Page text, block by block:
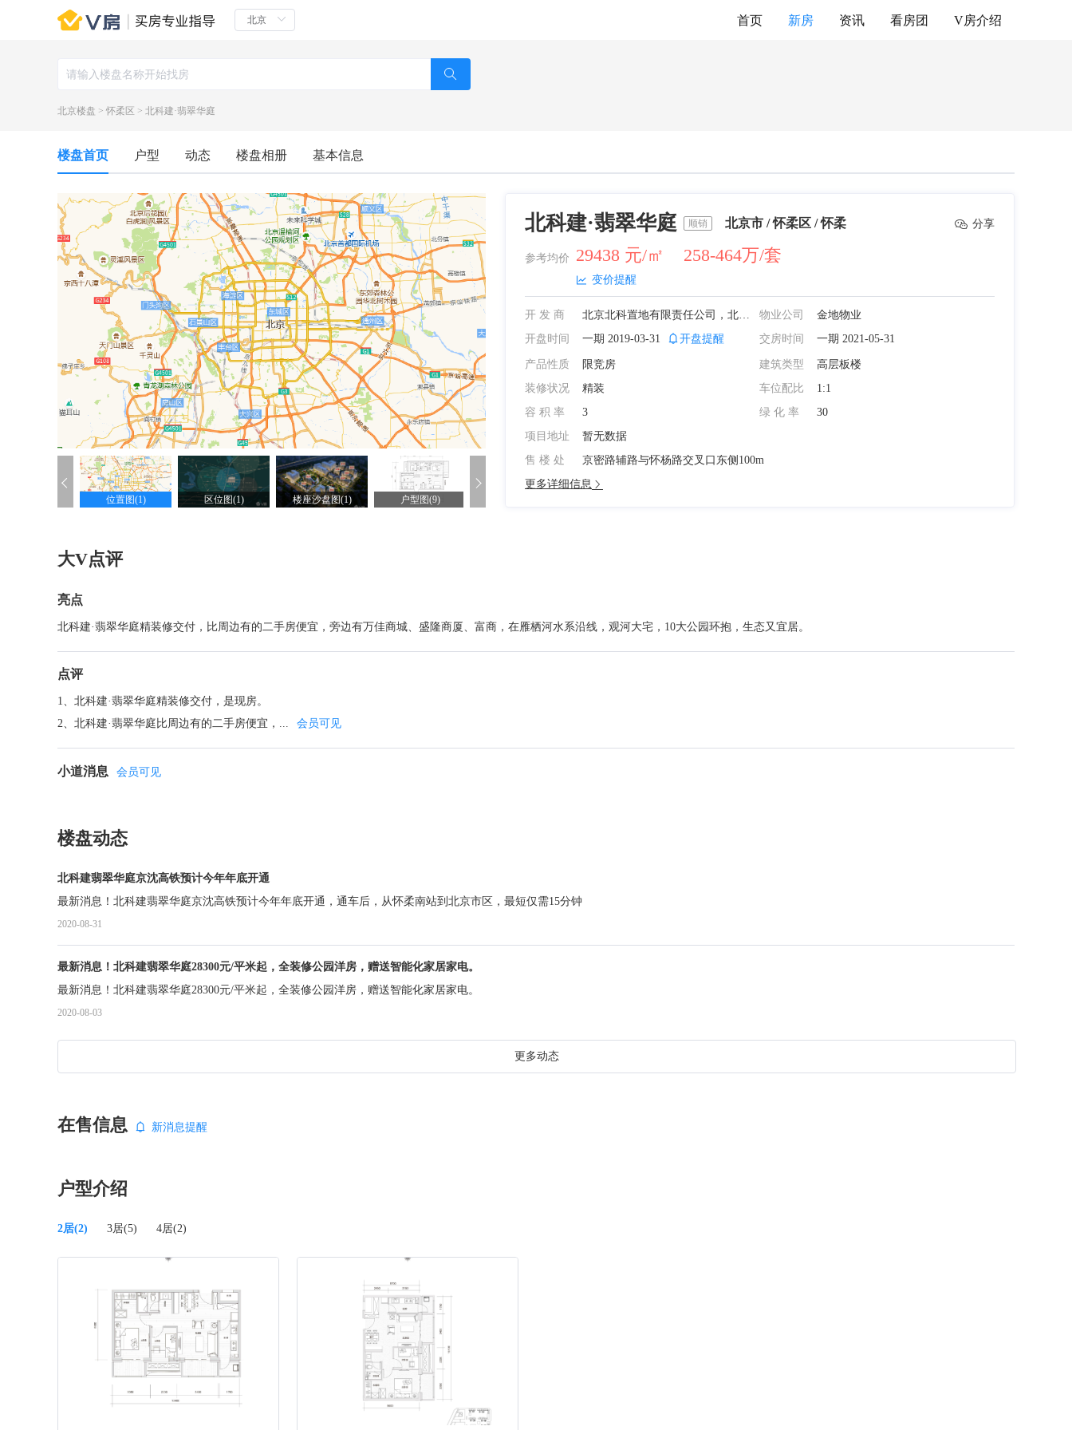
首页 新房 资讯 看房团 V房介绍
北京楼盘 > 怀柔区 > 北科建·翡翠华庭
楼盘首页 户型 动态 楼盘相册 基本信息
位置图(1) 区位图(1) 楼座沙盘图(1) 户型图(9)
北科建·翡翠华庭 顺销 北京市 / 怀柔区 / 怀柔
参考均价 29438 元/㎡ 258-464万/套
变价提醒
开 发 商 北京北科置地有限责任公司，北京北控城市开发有限公司 物业公司
金地物业
开盘时间
一期 2019-03-31 开盘提醒 交房时间 一期 2021-05-31
产品性质 限竞房 建筑类型
高层板楼
装修状况
精装 车位配比
1:1
容 积 率
3 绿 化 率
30
项目地址
暂无数据
售 楼 处
京密路辅路与怀杨路交叉口东侧100m
更多详细信息
分享
大V点评
亮点
北科建·翡翠华庭精装修交付，比周边有的二手房便宜，旁边有万佳商城、盛隆商厦、富商，在雁栖河水系沿线，观河大宅，10大公园环抱，生态又宜居。
点评
1、北科建·翡翠华庭精装修交付，是现房。
2、北科建·翡翠华庭比周边有的二手房便宜，...
会员可见
小道消息 会员可见
楼盘动态
北科建翡翠华庭京沈高铁预计今年年底开通
最新消息！北科建翡翠华庭京沈高铁预计今年年底开通，通车后，从怀柔南站到北京市区，最短仅需15分钟
2020-08-31
最新消息！北科建翡翠华庭28300元/平米起，全装修公园洋房，赠送智能化家居家电。
最新消息！北科建翡翠华庭28300元/平米起，全装修公园洋房，赠送智能化家居家电。
2020-08-03
更多动态
在售信息 新消息提醒
户型介绍
2居(2) 3居(5) 4居(2)